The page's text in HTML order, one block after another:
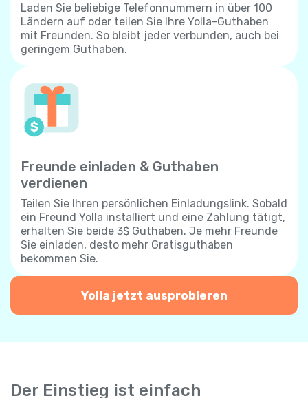
Laden Sie beliebige Telefonnummern in über 100
Ländern auf oder teilen Sie Ihre Yolla-Guthaben
mit Freunden. So bleibt jeder verbunden, auch bei
geringem Guthaben.
Freunde einladen & Guthaben
verdienen
Teilen Sie Ihren persönlichen Einladungslink. Sobald
ein Freund Yolla installiert und eine Zahlung tätigt,
erhalten Sie beide 3$ Guthaben. Je mehr Freunde
Sie einladen, desto mehr Gratisguthaben
bekommen Sie.
Yolla jetzt ausprobieren
Der Einstieg ist einfach